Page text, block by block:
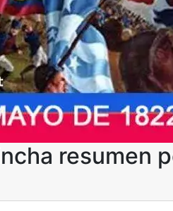
resumen